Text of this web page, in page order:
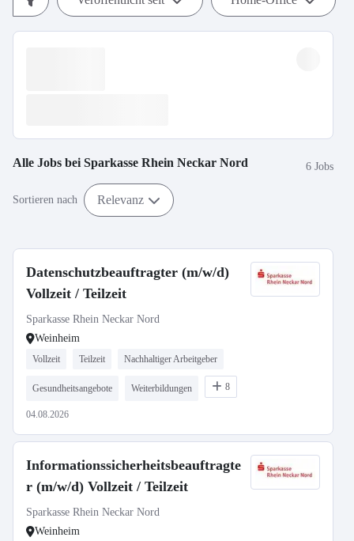
Alle Jobs bei Sparkasse Rhein Neckar Nord 6 Jobs
Sortieren nach Relevanz
Datenschutzbeauftragter (m/w/d)
Vollzeit / Teilzeit
Sparkasse Rhein Neckar Nord
Weinheim
Vollzeit Teilzeit Nachhaltiger Arbeitgeber
Gesundheitsangebote Weiterbildungen 8
04.08.2026
Informationssicherheitsbeauftragte
r (m/w/d) Vollzeit / Teilzeit
Sparkasse Rhein Neckar Nord
Weinheim